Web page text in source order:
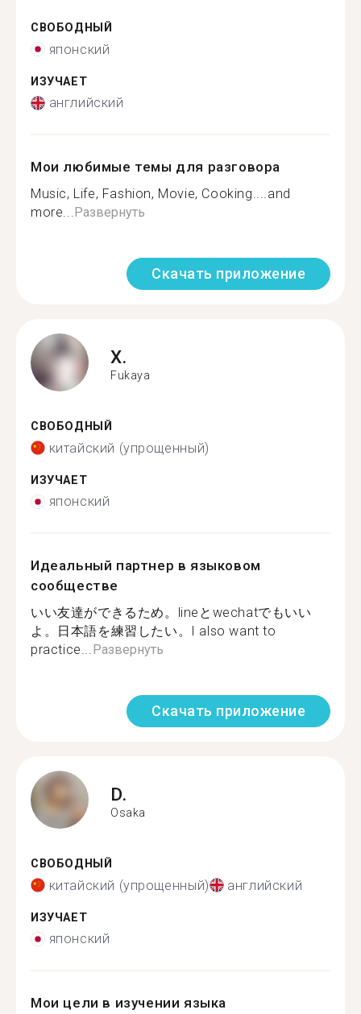
СВОБОДНЫЙ
японский
ИЗУЧАЕТ
английский
Мои любимые темы для разговора
Music, Life, Fashion, Movie, Cooking....and
more...Развернуть
Скачать приложение
X.
Fukaya
СВОБОДНЫЙ
китайский (упрощенный)
ИЗУЧАЕТ
японский
Идеальный партнер в языковом
сообществе
いい友達ができるため。lineとwechatでもいい
よ。日本語を練習したい。I also want to
practice...Развернуть
Скачать приложение
D.
Osaka
СВОБОДНЫЙ
китайский (упрощенный) английский
ИЗУЧАЕТ
японский
Мои цели в изучении языка